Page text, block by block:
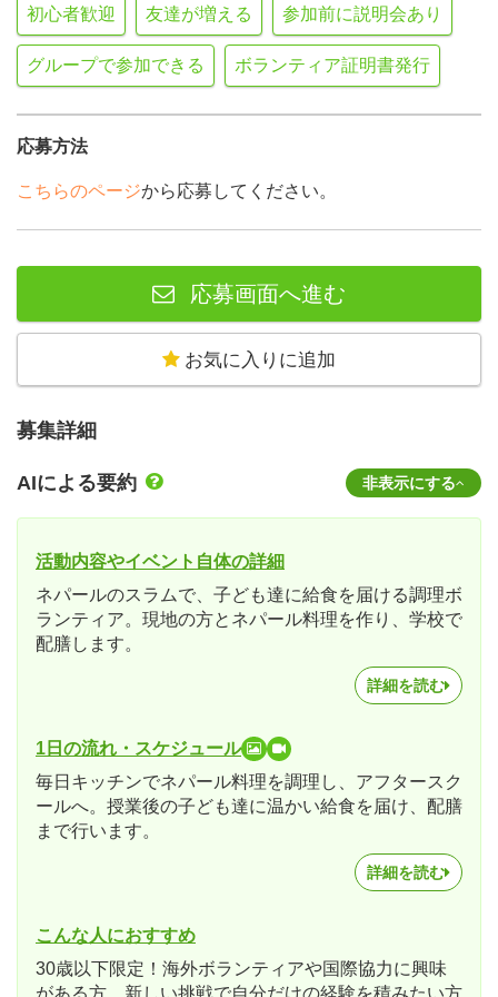
初心者歓迎 友達が増える 参加前に説明会あり
グループで参加できる ボランティア証明書発行
応募方法
こちらのページから応募してください。
応募画面へ進む
お気に入りに追加
募集詳細
AIによる要約 非表示にする
活動内容やイベント自体の詳細
ネパールのスラムで、子ども達に給食を届ける調理ボ
ランティア。現地の方とネパール料理を作り、学校で
配膳します。
詳細を読む
1日の流れ・スケジュール
毎日キッチンでネパール料理を調理し、アフタースク
ールへ。授業後の子ども達に温かい給食を届け、配膳
まで行います。
詳細を読む
こんな人におすすめ
30歳以下限定！海外ボランティアや国際協力に興味
がある方、新しい挑戦で自分だけの経験を積みたい方